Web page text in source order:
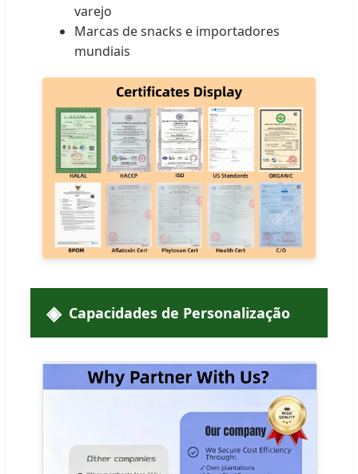
varejo
Marcas de snacks e importadores
mundiais
Capacidades de Personalização